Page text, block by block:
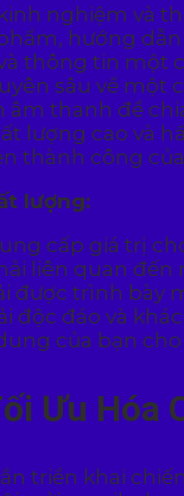
nghiệm và
hướng
thông tin một
sâu về một
âm thanh để
lượng cao và
thành công
lượng:
cấp giá trị
liên quan
được trình bày
độc đáo và
của bạn
Ưu Hóa
triển khai